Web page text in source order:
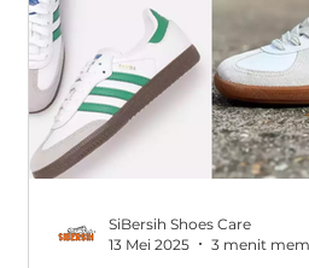
SiBersih Shoes Care
13 Mei 2025
3 menit